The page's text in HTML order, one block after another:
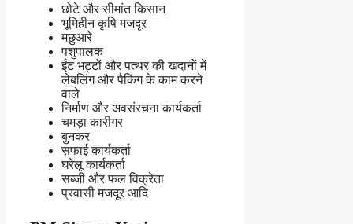
छोटे और सीमांत किसान
भूमिहीन कृषि मजदूर
मछुआरे
पशुपालक
ईंट भट्टों और पत्थर की खदानों में
लेबलिंग और पैकिंग के काम करने
वाले
निर्माण और अवसंरचना कार्यकर्ता
चमड़ा कारीगर
बुनकर
सफाई कार्यकर्ता
घरेलू कार्यकर्ता
सब्जी और फल विक्रेता
प्रवासी मजदूर आदि